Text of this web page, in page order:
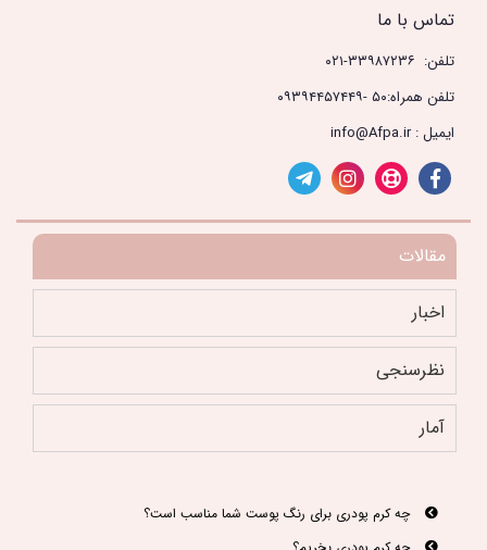
تماس با ما
تلفن: ۳۳۹۸۷۲۳۶-۰۲۱
تلفن همراه:۵۰ -۰۹۳۹۴۴۵۷۴۴۹
ایمیل : info@Afpa.ir
مقالات
اخبار
نظرسنجی
آمار
چه کرم پودری برای رنگ پوست شما مناسب است؟
چه کرم پودری بخریم؟